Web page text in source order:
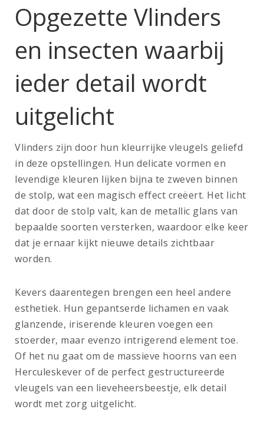
Opgezette Vlinders
en insecten waarbij
ieder detail wordt
uitgelicht
Vlinders zijn door hun kleurrijke vleugels geliefd
in deze opstellingen. Hun delicate vormen en
levendige kleuren lijken bijna te zweven binnen
de stolp, wat een magisch effect creëert. Het licht
dat door de stolp valt, kan de metallic glans van
bepaalde soorten versterken, waardoor elke keer
dat je ernaar kijkt nieuwe details zichtbaar
worden.
Kevers daarentegen brengen een heel andere
esthetiek. Hun gepantserde lichamen en vaak
glanzende, iriserende kleuren voegen een
stoerder, maar evenzo intrigerend element toe.
Of het nu gaat om de massieve hoorns van een
Herculeskever of de perfect gestructureerde
vleugels van een lieveheersbeestje, elk detail
wordt met zorg uitgelicht.